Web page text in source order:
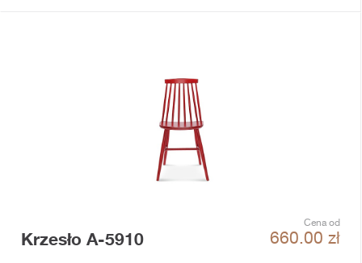
Krzesło A-5910
Cena od
660.00 zł